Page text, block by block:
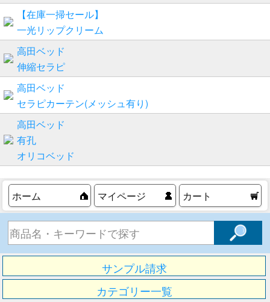
【在庫一掃セール】
一光リップクリーム
高田ベッド
伸縮セラピ
高田ベッド
セラピカーテン(メッシュ有り)
高田ベッド
有孔
オリコベッド
ホーム マイページ カート
サンプル請求
カテゴリー一覧